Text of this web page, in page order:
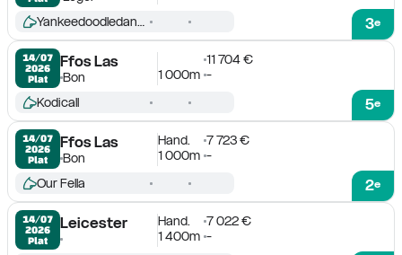
3e
Yankeedoodledandy
14/07
2026
Plat
Ffos Las
Bon
11 704 €
1 000m -
5e
Kodicall
14/07
2026
Plat
Ffos Las
Bon
Hand.
7 723 €
1 000m -
2e
Our Fella
14/07
2026
Plat
Leicester Hand.
7 022 €
1 400m -